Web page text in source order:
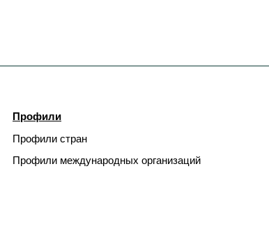
Профили
Профили стран
Профили международных организаций